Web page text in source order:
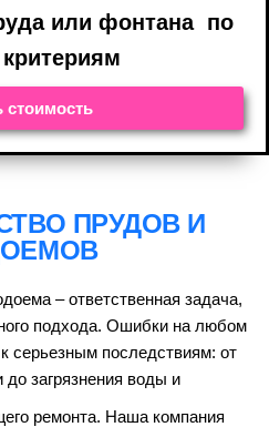
или фонтана по
стоимость
ПРУДОВ И
– ответственная задача,
подхода. Ошибки на любом
серьезным последствиям: от
до загрязнения воды и
ремонта. Наша компания